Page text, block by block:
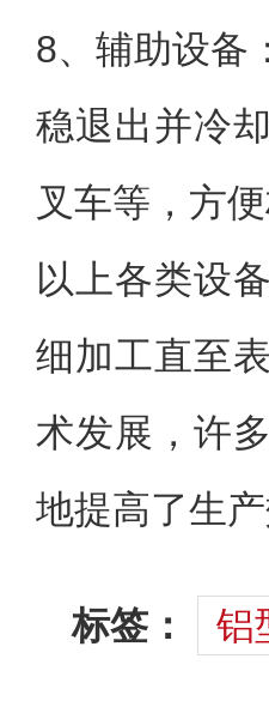
8、 辅助设备
稳退出并冷
叉车等，方
以上各类设
细加工直至
术发展，许
地提高了生
标签： 铝